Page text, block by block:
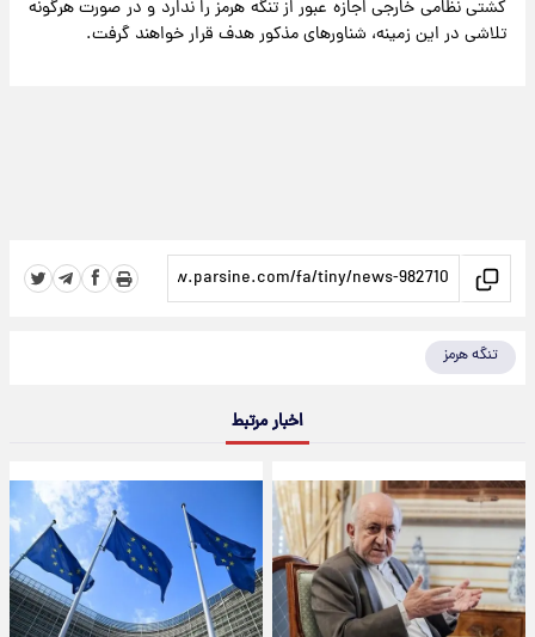
کشتی نظامی خارجی اجازه عبور از تنگه هرمز را ندارد و در صورت هرگونه
تلاشی در این زمینه، شناورهای مذکور هدف قرار خواهند گرفت.
تنگه هرمز
اخبار مرتبط